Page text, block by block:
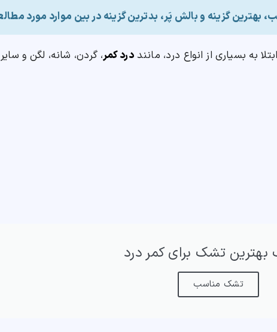
بهترین گزینه و بالش پَر، بدترین گزینه در بین موارد مورد
به بسیاری از انواع درد، ماننددرد کمر، گردن، شانه، لگن و
بهترین تشک برای کمر درد
تشک مناسب